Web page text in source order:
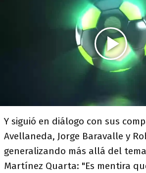
Y siguió en diálogo con sus
Avellaneda, Jorge Baravalle y
generalizando más allá del
Martínez Quarta: "Es mentira